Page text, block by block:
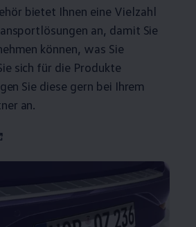
bietet Ihnen eine Vielzahl
an, damit Sie
können, was Sie
sich für die Produkte
Sie diese gern bei Ihrem
an.